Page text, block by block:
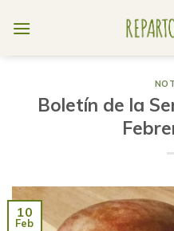
Boletín de la
10
Feb